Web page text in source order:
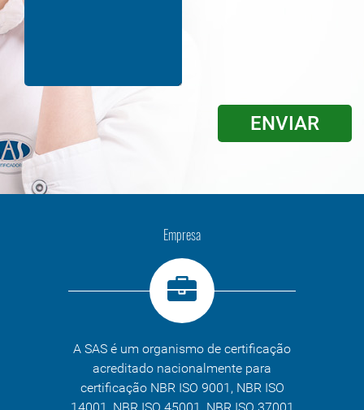
Empresa
A SAS é um organismo de certificação
acreditado nacionalmente para
certificação NBR ISO 9001, NBR ISO